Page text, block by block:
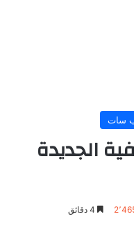
سات
الجديدة